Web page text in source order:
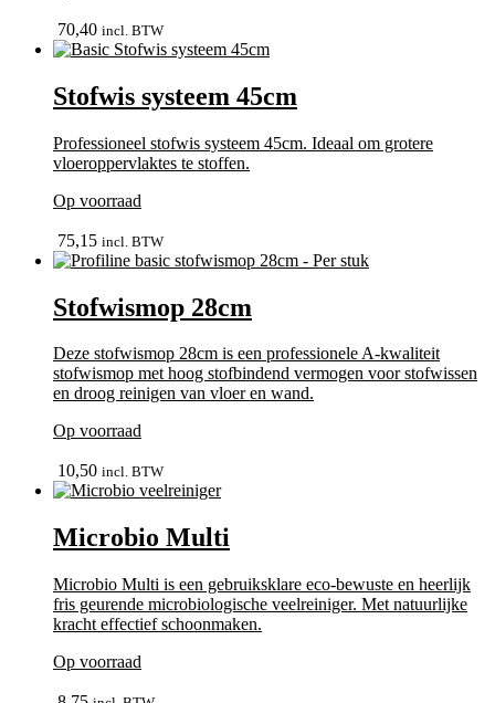
70,40 incl. BTW
Stofwis systeem 45cm
Professioneel stofwis systeem 45cm. Ideaal om grotere
vloeroppervlaktes te stoffen.
Op voorraad
75,15 incl. BTW
Stofwismop 28cm
Deze stofwismop 28cm is een professionele A-kwaliteit
stofwismop met hoog stofbindend vermogen voor stofwissen
en droog reinigen van vloer en wand.
Op voorraad
10,50 incl. BTW
Microbio Multi
Microbio Multi is een gebruiksklare eco-bewuste en heerlijk
fris geurende microbiologische veelreiniger. Met natuurlijke
kracht effectief schoonmaken.
Op voorraad